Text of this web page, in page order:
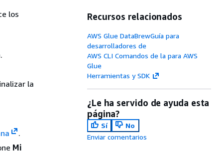
los
la
.
Mi
Recursos relacionados
AWS Glue DataBrewGuía para
desarrolladores de
AWS CLI Comandos de la para AWS
Glue
Herramientas y SDK
¿Le ha servido de ayuda esta
página?
Sí
No
Enviar comentarios